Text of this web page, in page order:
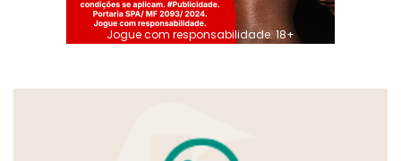
Jogue com responsabilidade. 18+